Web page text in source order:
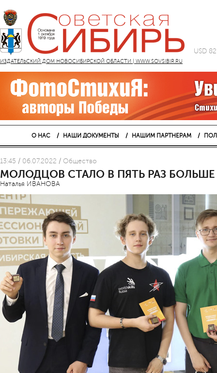
ИЗДАТЕЛЬСКИЙ ДОМ НОВОСИБИРСКОЙ ОБЛАСТИ | WWW.SOVSIBIR.RU
USD
О НАС НАШИ ДОКУМЕНТЫ НАШИМ ПАРТНЕРАМ
13:45 / 06.07.2022 / Общество
МОЛОДЦОВ СТАЛО В ПЯТЬ РАЗ БОЛЬШЕ
Наталья ИВАНОВА